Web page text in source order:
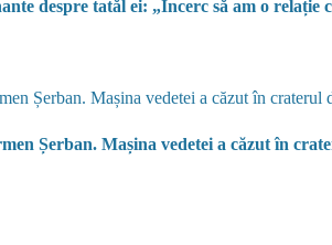
despre tatăl ei: „Încerc să am o relație
Șerban. Mașina vedetei a căzut în